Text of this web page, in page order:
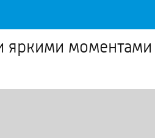
моментами